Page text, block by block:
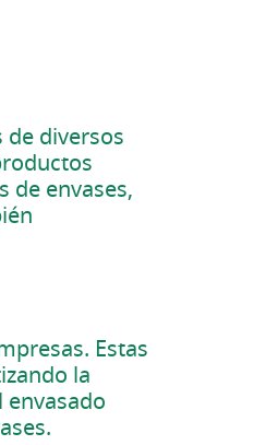
de diversos
de envases,
Estas
la